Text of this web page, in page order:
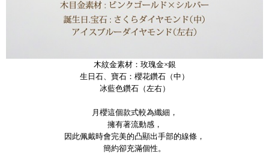
木紋金素材：玫瑰金×銀
生日石、寶石：櫻花鑽石（中）
冰藍色鑽石（左右）
月櫻這個款式較為纖細，
擁有著流動感，
因此佩戴時會完美的凸顯出手部的線條，
簡約卻充滿個性。